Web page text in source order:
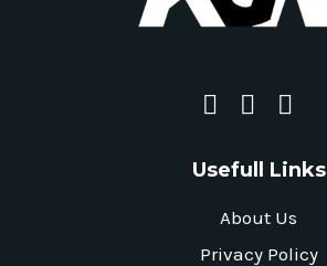
Usefull Links
About Us
Privacy Policy